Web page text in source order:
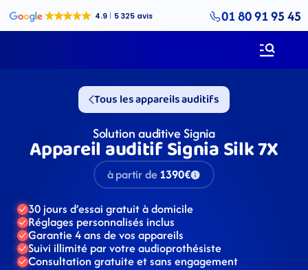
01 80 91 95 45
Tous les appareils auditifs
Solution auditive Signia
Appareil auditif Signia Silk 7X
à partir de1390€
30 jours d’essai gratuit à domicile
Réglages personnalisés inclus
Garantie 4 ans de vos appareils
Suivi illimité par votre audioprothésiste
Consultation gratuite et sans engagement